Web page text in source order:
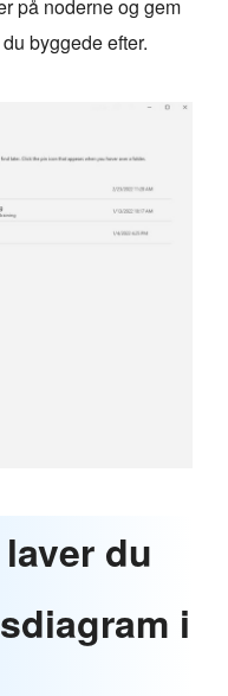
på noderne og gem
byggede efter.
du
i